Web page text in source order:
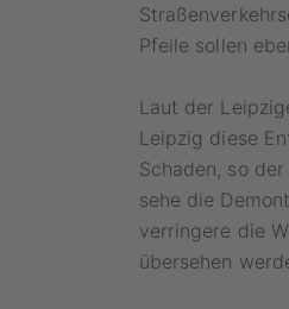
Pfeile sollen
Laut der
Leipzig diese
Schaden, so
sehe die
verringere die
übersehen